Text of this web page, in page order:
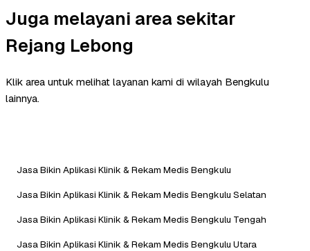
Juga melayani area sekitar
Rejang Lebong
Klik area untuk melihat layanan kami di wilayah Bengkulu
lainnya.
Jasa Bikin Aplikasi Klinik & Rekam Medis Bengkulu
Jasa Bikin Aplikasi Klinik & Rekam Medis Bengkulu Selatan
Jasa Bikin Aplikasi Klinik & Rekam Medis Bengkulu Tengah
Jasa Bikin Aplikasi Klinik & Rekam Medis Bengkulu Utara